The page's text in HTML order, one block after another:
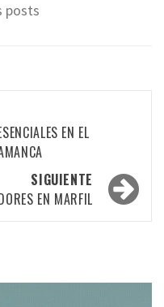
posts
EN EL
SIGUIENTE
EN MARFIL